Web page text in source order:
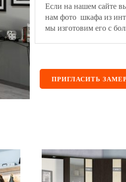
Если на нашем сайте
нам фото шкафа из
мы изготовим его с
ПРИГЛАСИТЬ